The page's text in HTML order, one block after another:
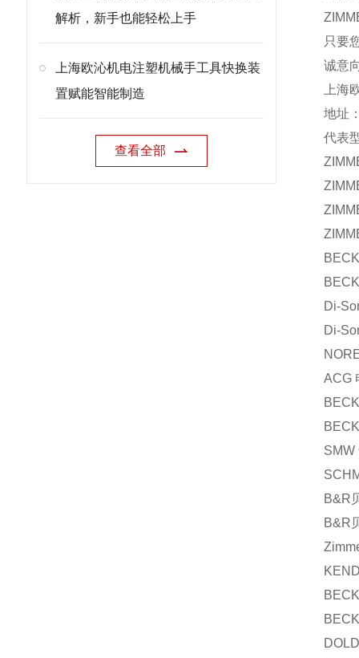
解析，新手也能轻松上手
上海欧沁机电注塑机械手工具快换装
置赋能智能制造
查看全部
只要
诚意
上海
地址
代表
Di-
Di-
ACG
SMW
B&R
B&R